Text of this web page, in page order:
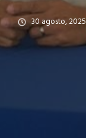
30 agosto, 2025